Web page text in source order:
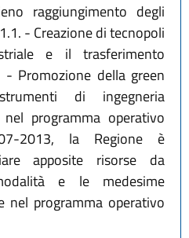
raggiungimento degli
- Creazione di tecnopoli
e il trasferimento
Promozione della green
di ingegneria
programma operativo
2013, la Regione è
apposite risorse da
e le medesime
nel programma operativo